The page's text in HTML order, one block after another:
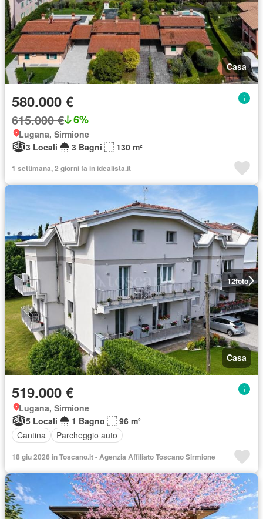
Casa
580.000 €
615.000 € 6%
Lugana, Sirmione
3 Locali
3 Bagni 130 m²
1 settimana, 2 giorni fa in idealista.it
12foto
Casa
519.000 €
Lugana, Sirmione
5 Locali
1 Bagno
96 m²
Cantina
Parcheggio auto
18 giu 2026 in Toscano.it - Agenzia Affiliato Toscano Sirmione